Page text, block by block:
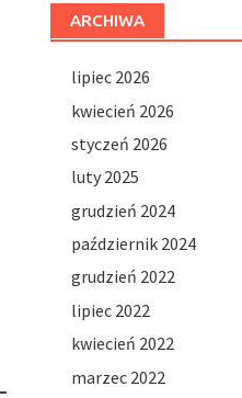
ARCHIWA
lipiec 2026
kwiecień 2026
styczeń 2026
luty 2025
grudzień 2024
październik 2024
grudzień 2022
lipiec 2022
kwiecień 2022
marzec 2022